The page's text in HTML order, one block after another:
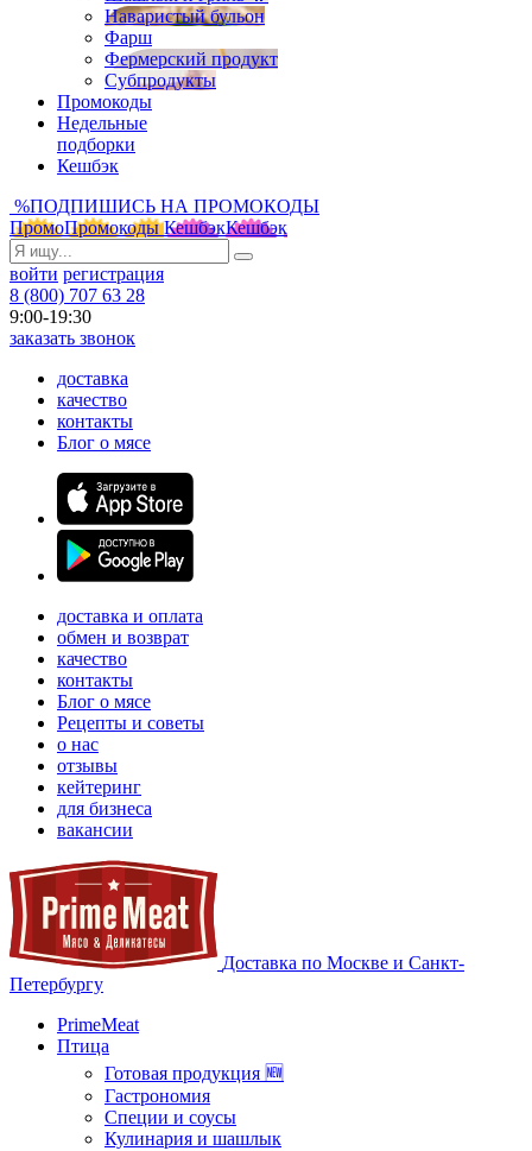
Наваристый бульон
Фарш
Фермерский продукт
Субпродукты
Промокоды
Недельные
подборки
Кешбэк
%ПОДПИШИСЬ НА ПРОМОКОДЫ
ПромоПромокоды КешбэкКешбэк
войти регистрация
8 (800) 707 63 28
9:00-19:30
заказать звонок
доставка
качество
контакты
Блог о мясе
доставка и оплата
обмен и возврат
качество
контакты
Блог о мясе
Рецепты и советы
о нас
отзывы
кейтеринг
для бизнеса
вакансии
Доставка по Москве и Санкт-
Петербургу
PrimeMeat
Птица
Готовая продукция 🆕
Гастрономия
Специи и соусы
Кулинария и шашлык